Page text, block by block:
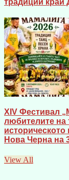
XIV Фестивал
любителите на
историческото
Нова Черна на
View All